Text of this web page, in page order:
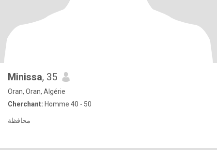
Minissa, 35
Oran, Oran, Algérie
Cherchant: Homme 40 - 50
محافظة